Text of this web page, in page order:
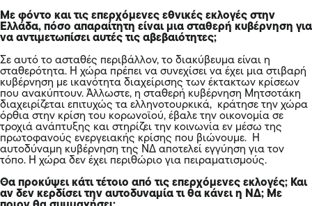
Με φόντο και τις επερχόμενες εθνικές εκλογές στην
Ελλάδα, πόσο απαραίτητη είναι μια σταθερή κυβέρνηση για
να αντιμετωπίσει αυτές τις αβεβαιότητες;
Σε αυτό το ασταθές περιβάλλον, το διακύβευμα είναι η
σταθερότητα. Η χώρα πρέπει να συνεχίσει να έχει μια στιβαρή
κυβέρνηση με ικανότητα διαχείρισης των έκτακτων κρίσεων
που ανακύπτουν. Άλλωστε, η σταθερή κυβέρνηση Μητσοτάκη
διαχειρίζεται επιτυχώς τα ελληνοτουρκικά, κράτησε την χώρα
όρθια στην κρίση του κορωνοϊού, έβαλε την οικονομία σε
τροχιά ανάπτυξης και στηρίζει την κοινωνία εν μέσω της
πρωτοφανούς ενεργειακής κρίσης που βιώνουμε. Η
αυτοδύναμη κυβέρνηση της ΝΔ αποτελεί εγγύηση για τον
τόπο. Η χώρα δεν έχει περιθώριο για πειραματισμούς.
Θα προκύψει κάτι τέτοιο από τις επερχόμενες εκλογές; Και
αν δεν κερδίσει την αυτοδυναμία τι θα κάνει η ΝΔ; Με